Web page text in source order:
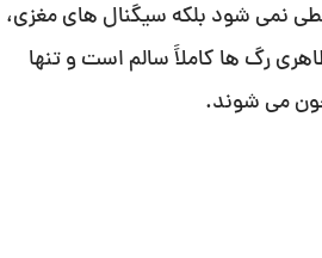
نمی شود بلکه سیگنال های مغزی،
رگ ها کاملاً سالم است و تنها
می شوند.